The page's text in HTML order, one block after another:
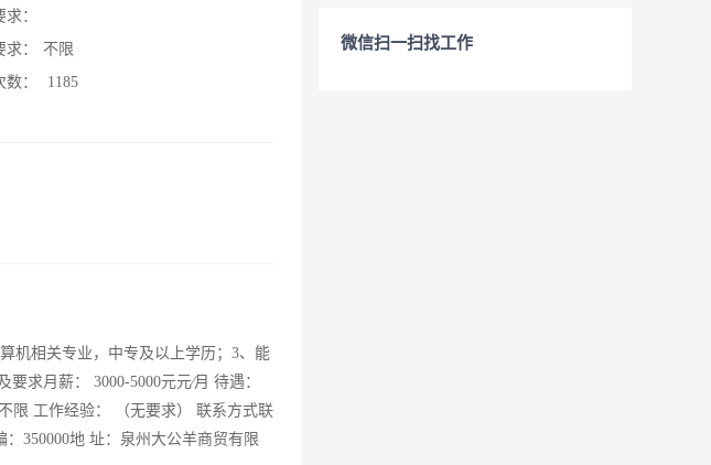
：
：
不限
：
1185
机相关专业，中专及以上学历；3、能
求月薪： 3000-5000元元∕月 待遇：
限 工作经验： （无要求） 联系方式联
：350000地 址：泉州大公羊商贸有限
微信扫一扫找工作